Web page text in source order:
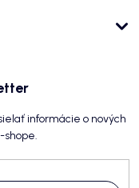
informácie o nových
shope.